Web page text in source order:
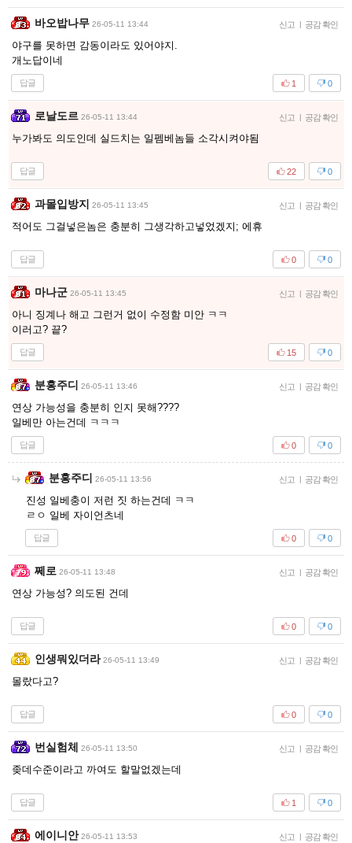
바오밥나무 26-05-11 13:44 신고 | 공감 확인
야구를 못하면 감동이라도 있어야지.
개노답이네
답글 0
1
로날도르 26-05-11 13:44 신고 | 공감 확인
누가봐도 의도인데 실드치는 일펨베놈들 소각시켜야됨
답글 0
22
과몰입방지 26-05-11 13:45 신고 | 공감 확인
적어도 그걸넣은놈은 충분히 그생각하고넣었겠지; 에휴
답글 0
0
마나군 26-05-11 13:45 신고 | 공감 확인
아니 징계나 해고 그런거 없이 수정함 미안 ㅋㅋ
이러고? 끝?
답글 0
15
분홍주디 26-05-11 13:46 신고 | 공감 확인
연상 가능성을 충분히 인지 못해????
일베만 아는건데 ㅋㅋㅋ
답글 0
0
분홍주디 26-05-11 13:56 신고 | 공감 확인
진성 일베충이 저런 짓 하는건데 ㅋㅋ
ㄹㅇ 일베 자이언츠네
답글 0
0
쩨로 26-05-11 13:48 신고 | 공감 확인
연상 가능성? 의도된 건데
답글 0
0
인생뭐있더라 26-05-11 13:49 신고 | 공감 확인
몰랐다고?
답글 0
0
번실험체 26-05-11 13:50 신고 | 공감 확인
좆데수준이라고 까여도 할말없겠는데
답글 0
1
에이니안 26-05-11 13:53 신고 | 공감 확인